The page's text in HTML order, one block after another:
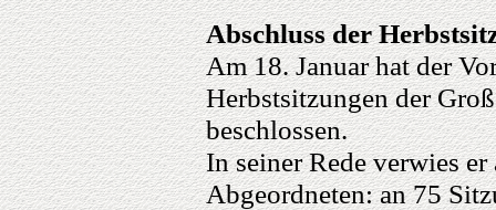
Abschluss der
Am 18. Januar hat der
Herbstsitzungen der
beschlossen.
In seiner Rede verwies
Abgeordneten: an 75